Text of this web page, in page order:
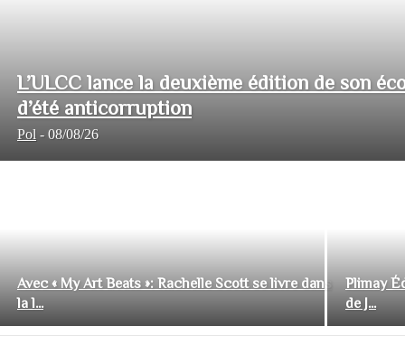
L’ULCC lance la deuxième édition de son
d’été anticorruption
Pol - 08/08/26
Avec « My Art Beats »: Rachelle Scott se livre dans
la l...
Plimay
de J...